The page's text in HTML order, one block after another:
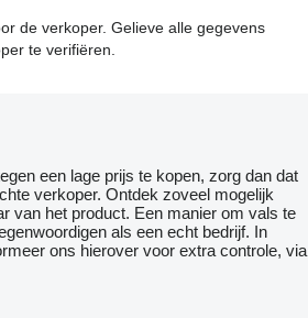
de verkoper. Gelieve alle gegevens
te verifiëren.
een lage prijs te kopen, zorg dan dat
verkoper. Ontdek zoveel mogelijk
van het product. Een manier om vals te
als een echt bedrijf. In
ons hierover voor extra controle, via